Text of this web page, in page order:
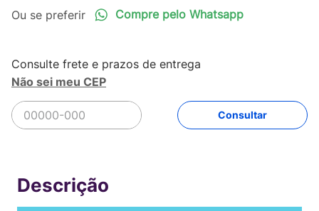
Compre pelo Whatsapp
Não sei meu CEP
R$191,92
47